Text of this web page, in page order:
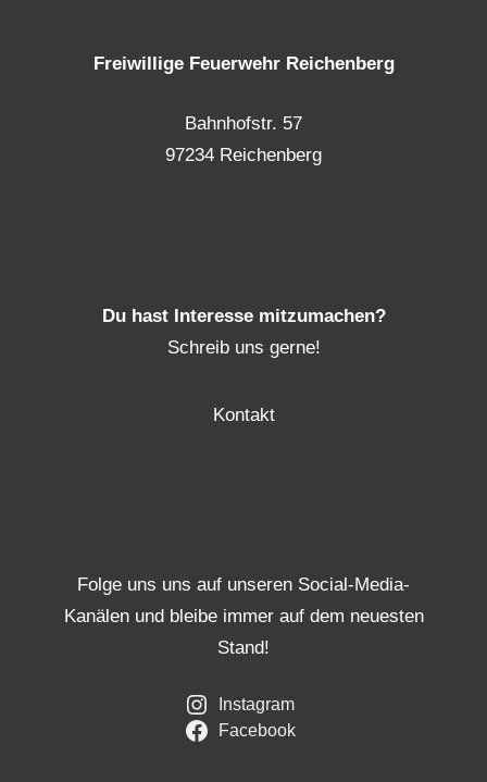
Freiwillige Feuerwehr Reichenberg
Bahnhofstr. 57
97234 Reichenberg
Du hast Interesse mitzumachen?
Schreib uns gerne!
Kontakt
Folge uns uns auf unseren Social-Media-
Kanälen und bleibe immer auf dem neuesten
Stand!
Instagram
Facebook